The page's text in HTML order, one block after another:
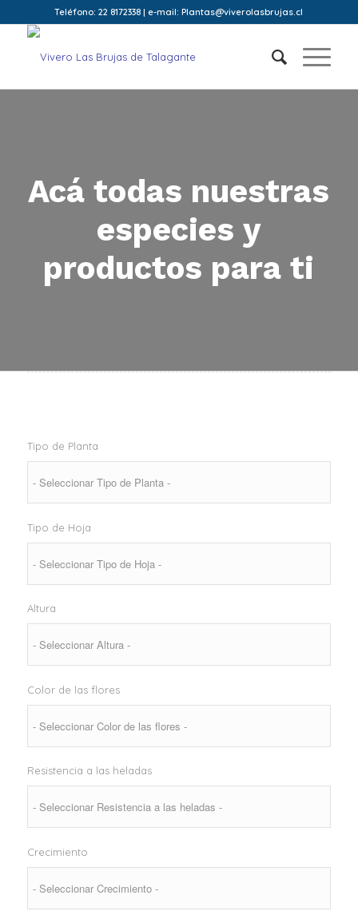
Teléfono: 22 8172338 | e-mail: Plantas@viverolasbrujas.cl
Acá todas nuestras
especies y
productos para ti
Tipo de Planta
Tipo de Hoja
Altura
Color de las flores
Resistencia a las heladas
Crecimiento